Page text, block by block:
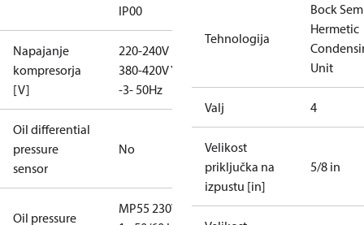
IP00
Napajanje
kompresorja
[V]
220-240V D /
380-420V Y
-3- 50Hz
Oil differential
pressure
sensor
No
Oil pressure
MP55 230V -
Tehnologija
Bock
Hermetic
Unit
Valj 4
Velikost
priključka na
izpustu [in]
5/8 in